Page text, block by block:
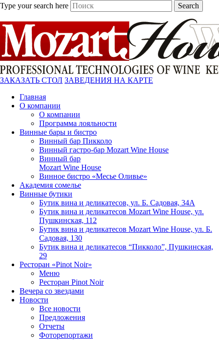
Type your search here Search
ЗАКАЗАТЬ СТОЛ ЗАВЕДЕНИЯ НА КАРТЕ
Главная
О компании
О компании
Программа лояльности
Винные бары и бистро
Винный бар Пикколо
Винный гастро-бар Mozart Wine House
Винный бар
Mozart Wine House
Винное бистро «Месье Оливье»
Академия сомелье
Винные бутики
Бутик вина и деликатесов, ул. Б. Садовая, 34А
Бутик вина и деликатесов Mozart Wine House, ул.
Пушкинская, 112
Бутик вина и деликатесов Mozart Wine House, ул. Б.
Садовая, 130
Бутик вина и деликатесов “Пикколо”, Пушкинская,
29
Ресторан «Pinot Noir»
Меню
Ресторан Pinot Noir
Вечера со звездами
Новости
Все новости
Предложения
Отчеты
Фоторепортажи